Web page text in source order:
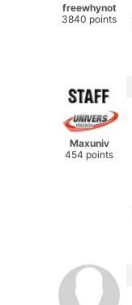
freewhynot
3840 points
Maxuniv
454 points